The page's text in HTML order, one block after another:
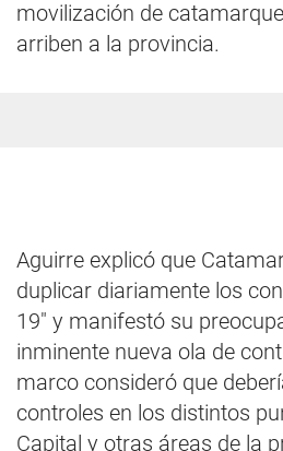
movilización de
arriben a la provincia.
Aguirre explicó que
duplicar diariamente los
19" y manifestó su
inminente nueva ola de
marco consideró que
controles en los distintos
Capital y otras áreas de la